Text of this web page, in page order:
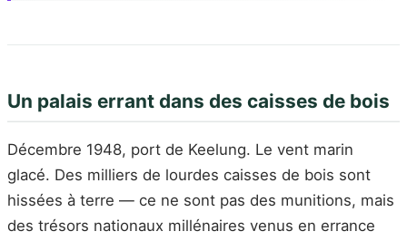
Un palais errant dans des caisses de bois
Décembre 1948, port de Keelung. Le vent marin
glacé. Des milliers de lourdes caisses de bois sont
hissées à terre — ce ne sont pas des munitions, mais
des trésors nationaux millénaires venus en errance